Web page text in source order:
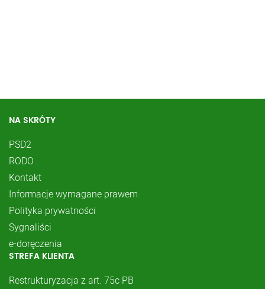
NA SKRÓTY
PSD2
RODO
Kontakt
Informacje wymagane prawem
Polityka prywatności
Sygnaliści
e-doręczenia
STREFA KLIENTA
Restrukturyzacja z art. 75c PB